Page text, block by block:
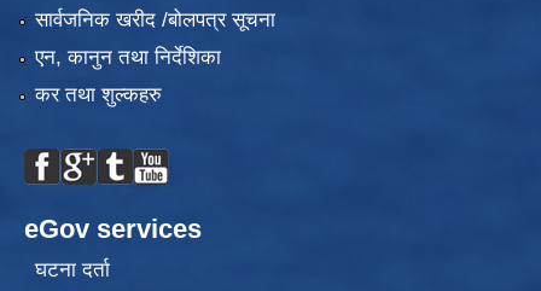
सार्वजनिक खरीद /बोलपत्र सूचना
एन, कानुन तथा निर्देशिका
कर तथा शुल्कहरु
eGov services
घटना दर्ता